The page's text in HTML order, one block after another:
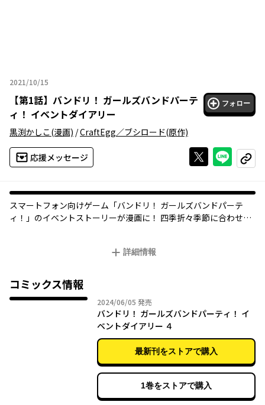
2021/10/15
2021年10月15日
【第1話】 バンドリ！ ガールズバンドパーテ
ィ！ イベントダイアリー
フォロー
黒渕かしこ(漫画) /CraftEgg／ブシロード(原作)
応援メッセージ Xで投稿する
ライン
コピー
スマートフォン向けゲーム「バンドリ！ ガールズバンドパーテ
ィ！」のイベントストーリーが漫画に！ 四季折々季節に合わせ
詳細情報
コミックス情報
2024/06/05 2024年06月05日
発売
バンドリ！ ガールズバンドパーティ！ イ
ベントダイアリー ４
最新刊をストアで購入
1巻をストアで購入